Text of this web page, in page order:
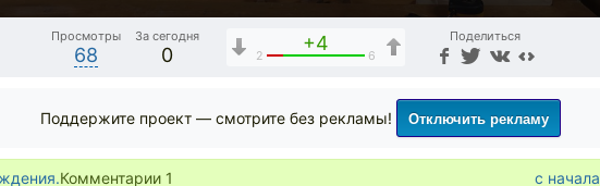
Просмотры
68
За сегодня
0
+4
2 6
Поделиться
Поддержите проект — смотрите без рекламы! Отключить рекламу
Комментарии 1 с начала